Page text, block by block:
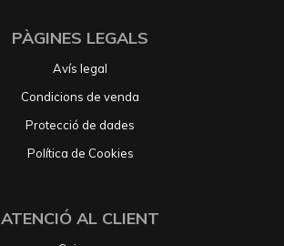
PÀGINES LEGALS
Avís legal
Condicions de venda
Protecció de dades
Política de Cookies
ATENCIÓ AL CLIENT